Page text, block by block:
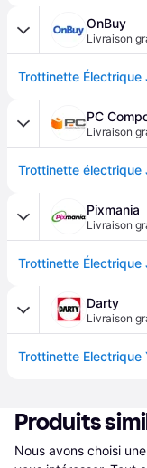
OnBuy
Livraison
PC
Livraison
Pixmania
Livraison
Darty
Livraison
Produits
Nous avons choisi